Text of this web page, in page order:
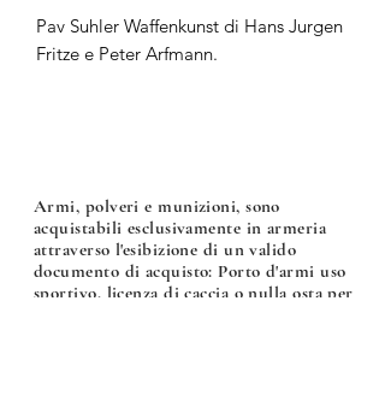
Pav Suhler Waffenkunst di Hans Jurgen
Fritze e Peter Arfmann.
Armi, polveri e munizioni, sono
acquistabili esclusivamente in armeria
attraverso l'esibizione di un valido
documento di acquisto: Porto d'armi uso
sportivo, licenza di caccia o nulla osta per